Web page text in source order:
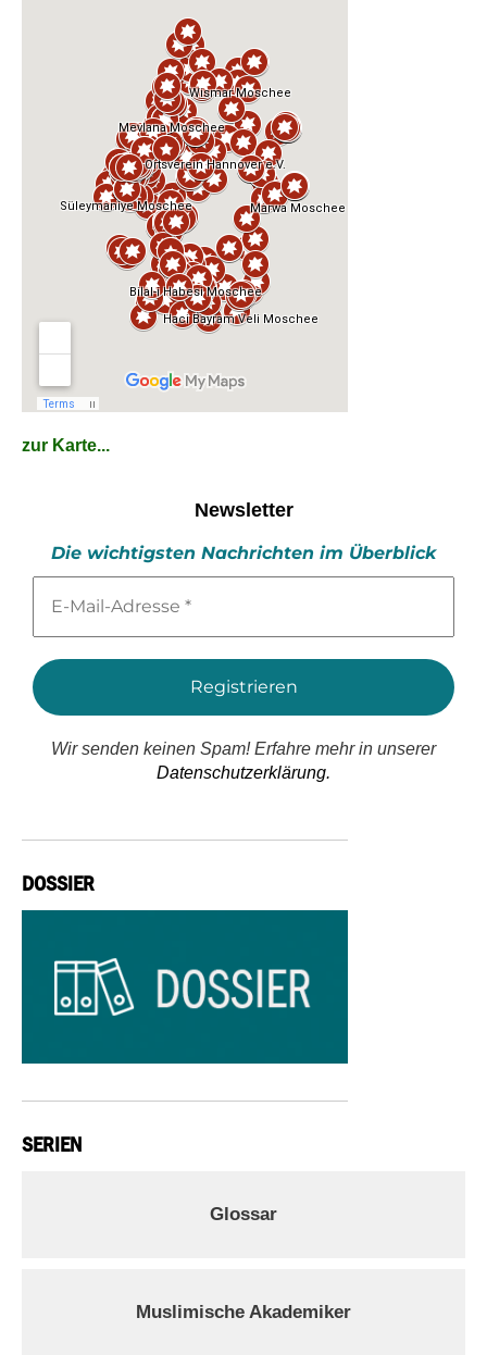
zur Karte...
Newsletter
Die wichtigsten Nachrichten im Überblick
Mail-
*
Wir senden keinen Spam! Erfahre mehr in unserer
Datenschutzerklärung.
DOSSIER
SERIEN
Glossar
Muslimische Akademiker